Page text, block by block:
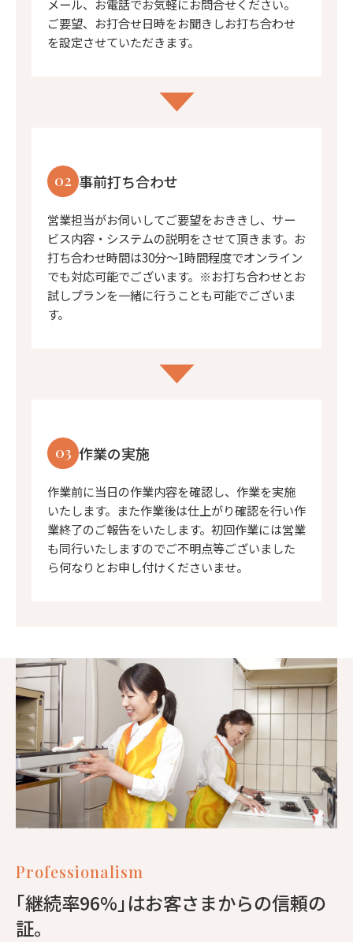
メール、お電話でお気軽にお問合せください。
ご要望、お打合せ日時をお聞きしお打ち合わせ
を設定させていただきます。
02 事前打ち合わせ
営業担当がお伺いしてご要望をおききし、サー
ビス内容・システムの説明をさせて頂きます。お
打ち合わせ時間は30分〜1時間程度でオンライン
でも対応可能でございます。※お打ち合わせとお
試しプランを一緒に行うことも可能でございま
す。
03 作業の実施
作業前に当日の作業内容を確認し、作業を実施
いたします。また作業後は仕上がり確認を行い作
業終了のご報告をいたします。初回作業には営業
も同行いたしますのでご不明点等ございました
ら何なりとお申し付けくださいませ。
Professionalism
｢継続率96%｣はお客さまからの信頼の
証。